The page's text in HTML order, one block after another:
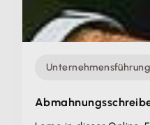
Unternehmensführung